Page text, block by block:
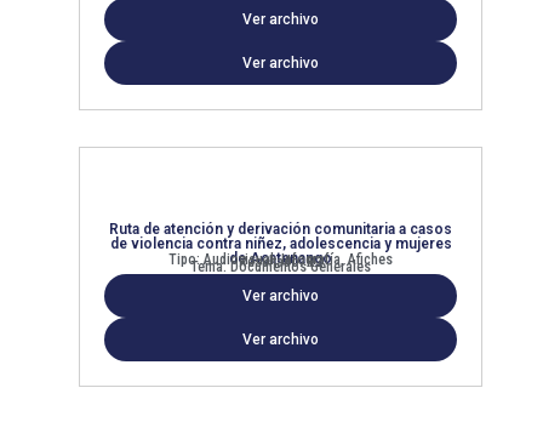
Ver archivo
Ver archivo
Ruta de atención y derivación comunitaria a casos
de violencia contra niñez, adolescencia y mujeres
de Acatenango
Tema: Documentos Generales
Resultado: R2
Tipo: Audiovisual, Infografía, Afiches
Ver archivo
Ver archivo